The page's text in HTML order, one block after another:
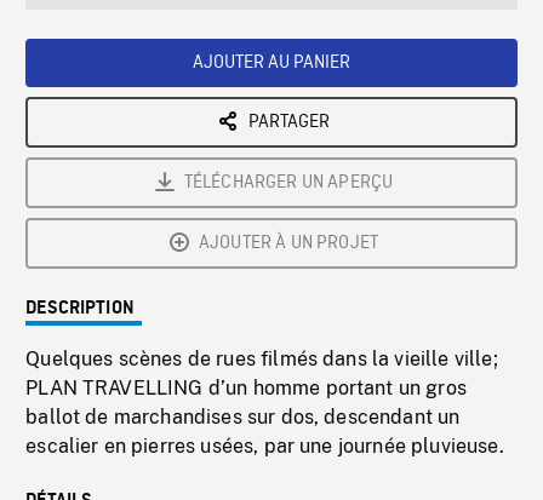
AJOUTER AU PANIER
PARTAGER
TÉLÉCHARGER UN APERÇU
AJOUTER À UN PROJET
DESCRIPTION
Quelques scènes de rues filmés dans la vieille ville;
PLAN TRAVELLING d’un homme portant un gros
ballot de marchandises sur dos, descendant un
escalier en pierres usées, par une journée pluvieuse.